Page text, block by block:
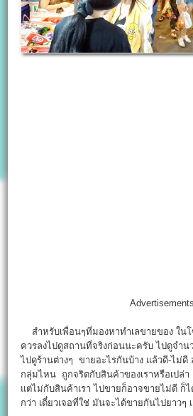
Advertisements
สำหรับเพื่อนๆที่มองหาทำเลขายของ ใน
ควรลงไปดูสถานที่จริงก่อนนะครับ ไปดูจำน
ไปดูร้านต่างๆ ขายอะไรกันบ้าง แล้วดี-ไม่
กลุ่มไหน ถูกจริตกับสินค้าของเราหรือเปล่า
แต่ไม่กับสินค้าเรา ไปขายก็อาจขายไม่ดี
กว่า เดี๋ยวเจอที่ใช่ มันจะได้ขายกันไปยาวๆ